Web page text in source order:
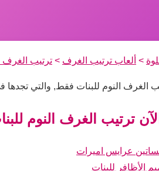
> ألعاب ترتيب الغرف > ترتيب الغرف
الغرف النوم للبنات فقط, والتي
ترتيب الغرف النوم
عرايس اميرات
الأظافر للبنات